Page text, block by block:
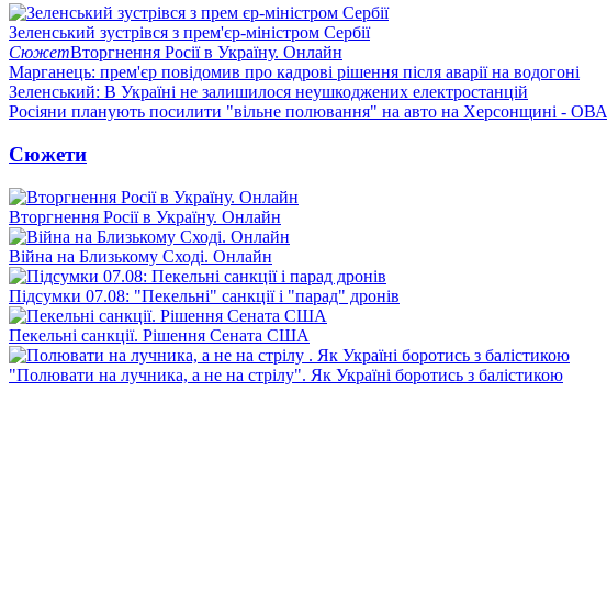
Зеленський зустрівся з прем'єр-міністром Сербії
СюжетВторгнення Росії в Україну. Онлайн
Марганець: прем'єр повідомив про кадрові рішення після аварії на водогоні
Зеленський: В Україні не залишилося неушкоджених електростанцій
Росіяни планують посилити "вільне полювання" на авто на Херсонщині - ОВА
Сюжети
Вторгнення Росії в Україну. Онлайн
Війна на Близькому Сході. Онлайн
Підсумки 07.08: "Пекельні" санкції і "парад" дронів
Пекельні санкції. Рішення Сената США
"Полювати на лучника, а не на стрілу". Як Україні боротись з балістикою